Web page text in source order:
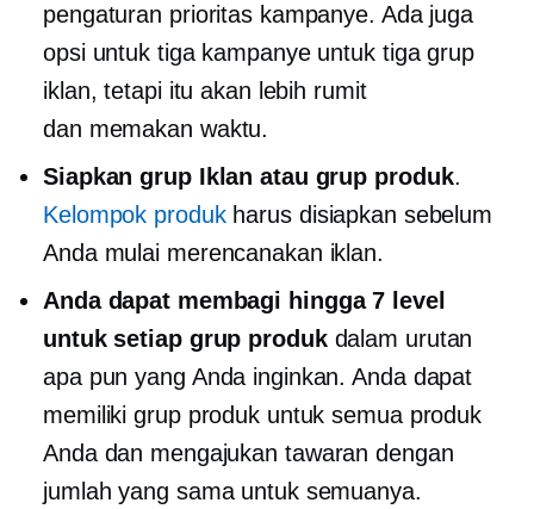
pengaturan prioritas kampanye. Ada juga
opsi untuk tiga kampanye untuk tiga grup
iklan, tetapi itu akan lebih rumit
dan memakan waktu.
Siapkan grup Iklan atau grup produk.
Kelompok produkharus disiapkan sebelum
Anda mulai merencanakan iklan.
Anda dapat membagi hingga 7 level
untuk setiap grup produkdalam urutan
apa pun yang Anda inginkan. Anda dapat
memiliki grup produk untuk semua produk
Anda dan mengajukan tawaran dengan
jumlah yang sama untuk semuanya.